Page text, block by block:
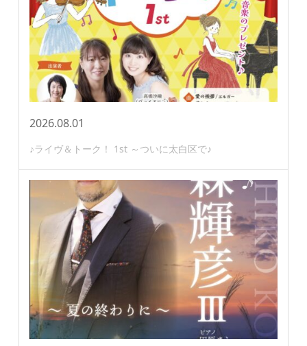
2026.08.01
♪ライヴ＆トーク！ 1st ～ついに太白区で♪